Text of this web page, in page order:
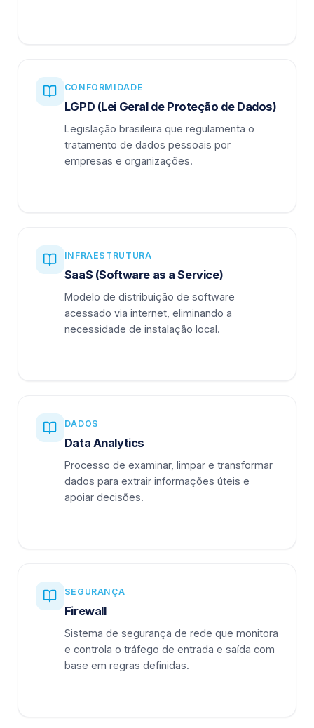
CONFORMIDADE
LGPD (Lei Geral de Proteção de Dados)
Legislação brasileira que regulamenta o
tratamento de dados pessoais por
empresas e organizações.
INFRAESTRUTURA
SaaS (Software as a Service)
Modelo de distribuição de software
acessado via internet, eliminando a
necessidade de instalação local.
DADOS
Data Analytics
Processo de examinar, limpar e transformar
dados para extrair informações úteis e
apoiar decisões.
SEGURANÇA
Firewall
Sistema de segurança de rede que monitora
e controla o tráfego de entrada e saída com
base em regras definidas.